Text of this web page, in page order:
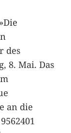
des
8. Mai. Das
an die